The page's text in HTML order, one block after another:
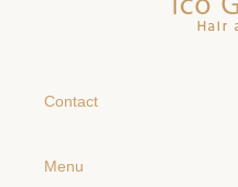
Contact
Menu